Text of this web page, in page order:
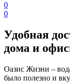
0
0
Удобная
дома и
Оазис Жизни –
было полезно и